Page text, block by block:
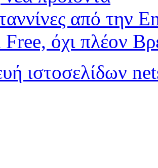
από την
όχι πλέον
ιστοσελίδων